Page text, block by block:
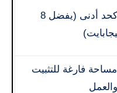
4 جيجابايت كحد أدنى (يفضل 8
مساحة فارغة للتثبيت
والعمل